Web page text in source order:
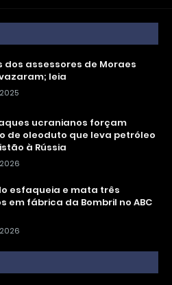
dos assessores de Moraes
leia
ucranianos forçam
de oleoduto que leva petróleo
à Rússia
esfaqueia e mata três
em fábrica da Bombril no ABC